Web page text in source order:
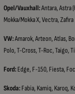
Opel/Vauxhall:Antara, Astra
Mokka/Mokka X, Vectra, Zafira
VW:Amarok, Arteon, Atlas,
Polo, T-Cross, T-Roc, Taigo,
Ford:Edge, F-150, Fiesta,
Skoda:Fabia, Kamiq, Karoq,